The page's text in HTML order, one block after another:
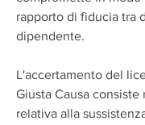
rapporto di fiducia tra
dipendente.
L'accertamento del
Giusta Causa
relativa alla